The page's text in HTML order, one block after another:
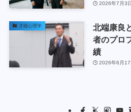
2026年7月3日
才能心理学
北端康良
者のプロ
績
2026年6月17